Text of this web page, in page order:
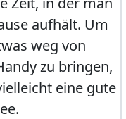
aufhält. Um
weg von
zu bringen,
eine gute